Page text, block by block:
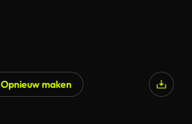
Opnieuw maken